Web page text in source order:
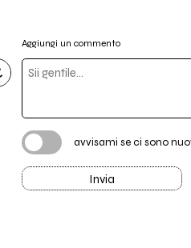
Aggiungi un commento
avvisami se ci sono
Invia